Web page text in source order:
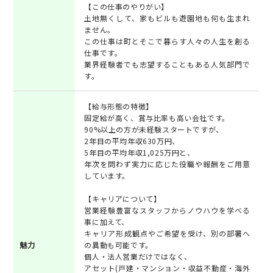
【この仕事のやりがい】
土地無くして、家もビルも遊園地も何も生まれ
ません。
この仕事は町とそこで暮らす人々の人生を創る
仕事です。
業界経験者でも志望することもある人気部門で
す。
魅力
【給与形態の特徴】
固定給が高く、賞与比率も高い会社です。
90%以上の方が未経験スタートですが、
2年目の平均年収630万円、
5年目の平均年収1,025万円と、
年次を問わず実力に応じた役職や報酬をご用意
しています。
【キャリアについて】
営業経験豊富なスタッフからノウハウを学べる
事に加えて、
キャリア形成観点やご希望を受け、別の部署へ
の異動も可能です。
個人・法人営業だけではなく、
アセット(戸建・マンション・収益不動産・海外